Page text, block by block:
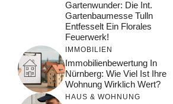
Gartenwunder: Die Int.
Gartenbaumesse Tulln
Entfesselt Ein Florales
Feuerwerk!
IMMOBILIEN
Immobilienbewertung In
Nürnberg: Wie Viel Ist Ihre
Wohnung Wirklich Wert?
HAUS & WOHNUNG